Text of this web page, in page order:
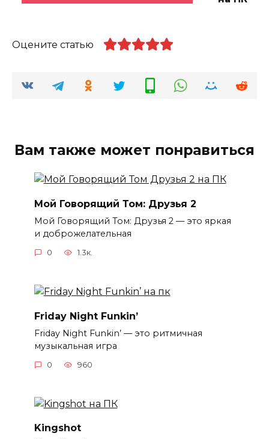
Оцените статью
Вам также может понравиться
Мой Говорящий Том: Друзья 2
Мой Говорящий Том: Друзья 2 — это яркая
и доброжелательная
0 1.3к.
Friday Night Funkin’
Friday Night Funkin’ — это ритмичная
музыкальная игра
0 960
Kingshot